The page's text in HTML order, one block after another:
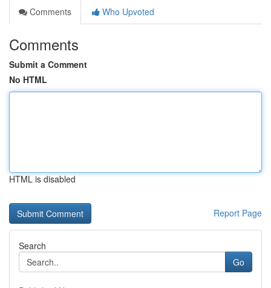
Comments
Who Upvoted
Comments
Submit a Comment
No HTML
HTML is disabled
Report Page
Search
Go